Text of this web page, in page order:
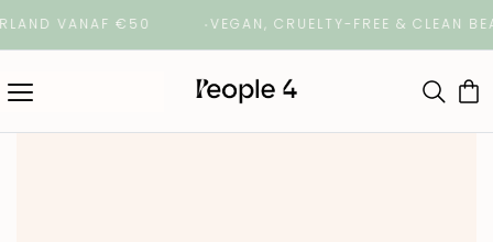
VANAF €50 VEGAN, CRUELTY-FREE & CLEAN